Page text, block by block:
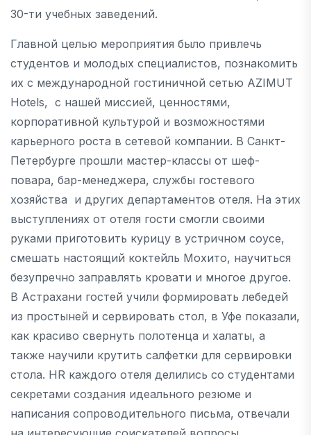
30-ти учебных заведений.
Главной целью мероприятия было привлечь
студентов и молодых специалистов, познакомить
их с международной гостиничной сетью AZIMUT
Hotels, с нашей миссией, ценностями,
корпоративной культурой и возможностями
карьерного роста в сетевой компании. В Санкт-
Петербурге прошли мастер-классы от шеф-
повара, бар-менеджера, службы гостевого
хозяйства и других департаментов отеля. На этих
выступлениях от отеля гости смогли своими
руками приготовить курицу в устричном соусе,
смешать настоящий коктейль Мохито, научиться
безупречно заправлять кровати и многое другое.
В Астрахани гостей учили формировать лебедей
из простыней и сервировать стол, в Уфе показали,
как красиво свернуть полотенца и халаты, а
также научили крутить салфетки для сервировки
стола. HR каждого отеля делились со студентами
секретами создания идеального резюме и
написания сопроводительного письма, отвечали